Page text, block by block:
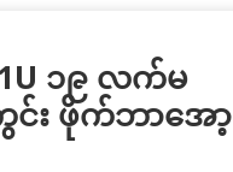
၁၉ လက်မ
း ဖိုက်ဘာအော့